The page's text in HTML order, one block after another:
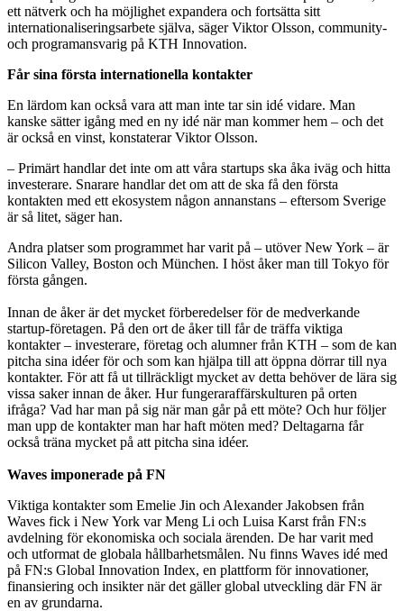
ett nätverk och ha möjlighet expandera och fortsätta sitt
internationaliseringsarbete själva, säger Viktor Olsson, community-
och programansvarig på KTH Innovation.
Får sina första internationella kontakter
En lärdom kan också vara att man inte tar sin idé vidare. Man
kanske sätter igång med en ny idé när man kommer hem – och det
är också en vinst, konstaterar Viktor Olsson.
– Primärt handlar det inte om att våra startups ska åka iväg och hitta
investerare. Snarare handlar det om att de ska få den första
kontakten med ett ekosystem någon annanstans – eftersom Sverige
är så litet, säger han.
Andra platser som programmet har varit på – utöver New York – är
Silicon Valley, Boston och München. I höst åker man till Tokyo för
första gången.
Innan de åker är det mycket förberedelser för de medverkande
startup-företagen. På den ort de åker till får de träffa viktiga
kontakter – investerare, företag och alumner från KTH – som de kan
pitcha sina idéer för och som kan hjälpa till att öppna dörrar till nya
kontakter. För att få ut tillräckligt mycket av detta behöver de lära sig
vissa saker innan de åker. Hur fungeraraffärskulturen på orten
ifråga? Vad har man på sig när man går på ett möte? Och hur följer
man upp de kontakter man har haft möten med? Deltagarna får
också träna mycket på att pitcha sina idéer.
Waves imponerade på FN
Viktiga kontakter som Emelie Jin och Alexander Jakobsen från
Waves fick i New York var Meng Li och Luisa Karst från FN:s
avdelning för ekonomiska och sociala ärenden. De har varit med
och utformat de globala hållbarhetsmålen. Nu finns Waves idé med
på FN:s Global Innovation Index, en plattform för innovationer,
finansiering och insikter när det gäller global utveckling där FN är
en av grundarna.